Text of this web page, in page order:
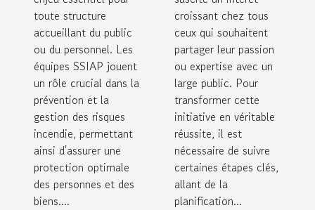
toute structure
accueillant du public
ou du personnel. Les
équipes SSIAP jouent
un rôle crucial dans la
prévention et la
gestion des risques
incendie, permettant
ainsi d'assurer une
protection optimale
des personnes et des
biens....
croissant chez tous
ceux qui souhaitent
partager leur passion
ou expertise avec un
large public. Pour
transformer cette
initiative en véritable
réussite, il est
nécessaire de suivre
certaines étapes clés,
allant de la
planification...